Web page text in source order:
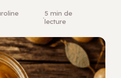
·5 min de
lecture